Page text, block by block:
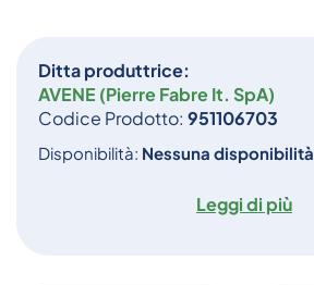
Ditta produttrice:
AVENE (Pierre Fabre It. SpA)
Codice Prodotto: 951106703
Disponibilità: Nessuna disponibilità
Leggi di più